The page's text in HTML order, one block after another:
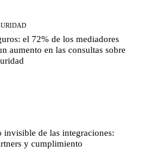
el 72% de los mediadores
aumento en las consultas sobre
invisible de las integraciones:
y cumplimiento